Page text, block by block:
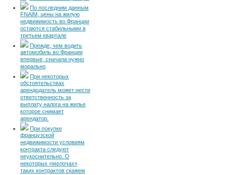
По последним данным
FNAIM, цены на жилую
недвижимость во Франции
остаются стабильными в
третьем квартале
Прежде, чем водить
автомобиль во Франции
впервые, сначала нужно
морально
При некоторых
обстоятельствах
арендодатель может нести
ответственность за
выплату налога на жилье
которое снимает
арендатор.
При покупке
французской
недвижимости условиям
контракта следуют
неукоснительно. О
некоторых «мелочах»
таких контрактов скажем